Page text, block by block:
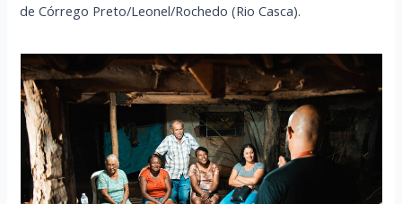
de Córrego Preto/Leonel/Rochedo (Rio Casca).